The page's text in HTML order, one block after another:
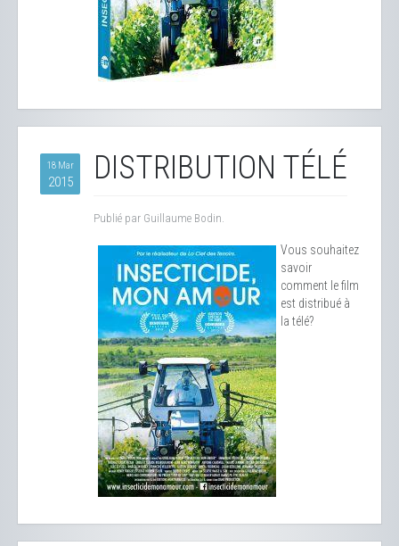
18 Mar
2015 DISTRIBUTION TÉLÉ
Publié par Guillaume Bodin.
Vous souhaitez
savoir
comment le film
est distribué à
la télé?